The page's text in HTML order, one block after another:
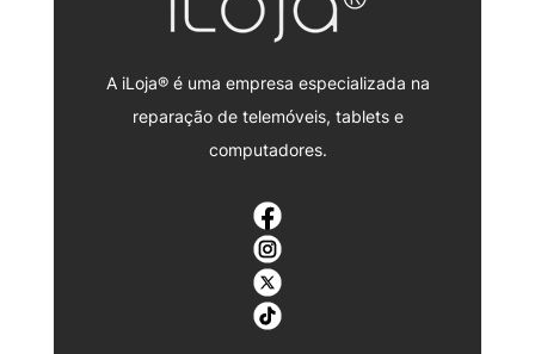
A iLoja® é uma empresa especializada na
reparação de telemóveis, tablets e
computadores.